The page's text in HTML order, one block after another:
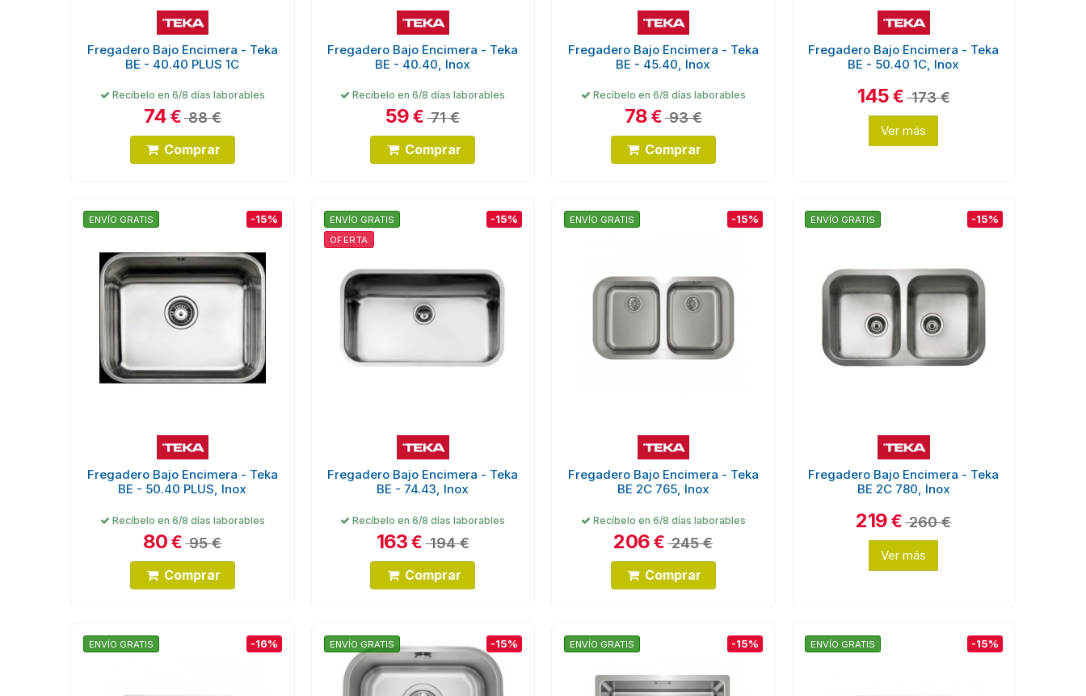
Fregadero Bajo Encimera - Teka
BE - 40.40 PLUS 1C
Recíbelo en 6/8 días laborables
74€88 €
Comprar
Fregadero Bajo Encimera - Teka
BE - 40.40, Inox
Recíbelo en 6/8 días laborables
59 € 71 €
Comprar
Fregadero Bajo Encimera - Teka
BE - 45.40, Inox
Recíbelo en 6/8 días laborables
78€93 €
Comprar
Fregadero Bajo Encimera - Teka
BE - 50.40 1C, Inox
145 € 173 €
Ver más
ENVÍO GRATIS -15%
Fregadero Bajo Encimera - Teka
BE - 50.40 PLUS, Inox
Recíbelo en 6/8 días laborables
80 € 95 €
Comprar
ENVÍO GRATIS
OFERTA
-15%
Fregadero Bajo Encimera - Teka
BE - 74.43, Inox
Recíbelo en 6/8 días laborables
163 € 194 €
Comprar
ENVÍO GRATIS -15%
Fregadero Bajo Encimera - Teka
BE 2C 765, Inox
Recíbelo en 6/8 días laborables
206€245 €
Comprar
ENVÍO GRATIS -15%
Fregadero Bajo Encimera - Teka
BE 2C 780, Inox
219€260 €
Ver más
ENVÍO GRATIS -16% ENVÍO GRATIS -15% ENVÍO GRATIS -15% ENVÍO GRATIS -15%